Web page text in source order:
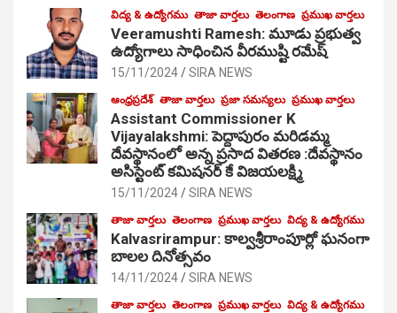
విద్య & ఉద్యోగము తాజా వార్తలు తెలంగాణ ప్రముఖ వార్తలు
Veeramushti Ramesh: మూడు ప్రభుత్వ
ఉద్యోగాలు సాధించిన వీరముష్టి రమేష్
15/11/2024 SIRA NEWS
ఆంధ్రప్రదేశ్ తాజా వార్తలు ప్రజా సమస్యలు ప్రముఖ వార్తలు
Assistant Commissioner K
Vijayalakshmi: పెద్దాపురం మరిడమ్మ
దేవస్థానంలో అన్న ప్రసాద వితరణ :దేవస్థానం
అసిస్టెంట్ కమిషనర్ కే విజయలక్ష్మి
15/11/2024 SIRA NEWS
తాజా వార్తలు తెలంగాణ ప్రముఖ వార్తలు విద్య & ఉద్యోగము
Kalvasrirampur: కాల్వశ్రీరాంపూర్లో ఘనంగా
బాలల దినోత్సవం
14/11/2024 SIRA NEWS
తాజా వార్తలు తెలంగాణ ప్రముఖ వార్తలు విద్య & ఉద్యోగము